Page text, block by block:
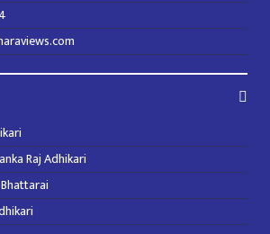
Raj Adhikari